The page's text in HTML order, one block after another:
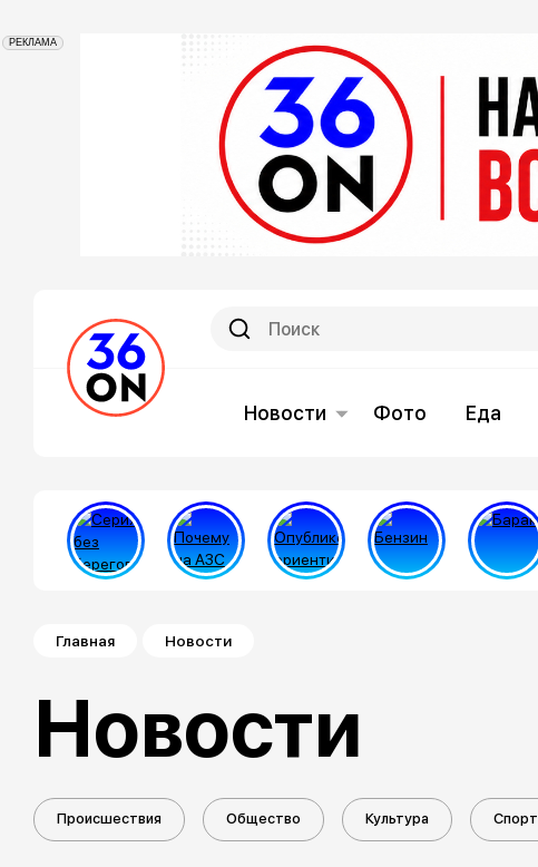
РЕКЛАМА
Новости Фото Еда
Строка навигации
Главная Новости
Новости
Происшествия Общество Культура Спорт